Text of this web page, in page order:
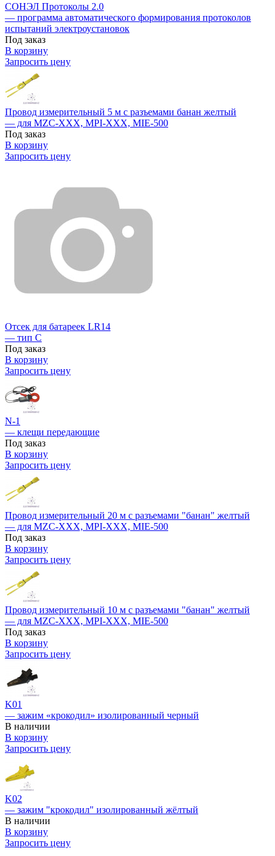
СОНЭЛ Протоколы 2.0
— программа автоматического формирования протоколов
испытаний электроустановок
Под заказ
В корзину
Запросить цену
Провод измерительный 5 м с разъемами банан желтый
— для MZC-XXX, MPI-XXX, MIE-500
Под заказ
В корзину
Запросить цену
Отсек для батареек LR14
— тип C
Под заказ
В корзину
Запросить цену
N-1
— клещи передающие
Под заказ
В корзину
Запросить цену
Провод измерительный 20 м с разъемами "банан" желтый
— для MZC-XXX, MPI-XXX, MIE-500
Под заказ
В корзину
Запросить цену
Провод измерительный 10 м с разъемами "банан" желтый
— для MZC-XXX, MPI-XXX, MIE-500
Под заказ
В корзину
Запросить цену
K01
— зажим «крокодил» изолированный черный
В наличии
В корзину
Запросить цену
K02
— зажим "крокодил" изолированный жёлтый
В наличии
В корзину
Запросить цену